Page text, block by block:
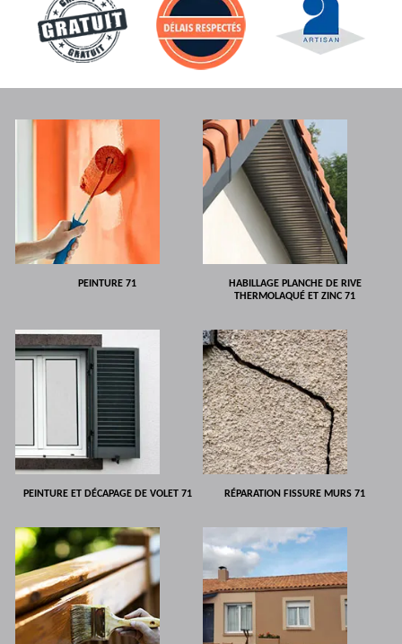
PEINTURE 71
HABILLAGE PLANCHE DE RIVE
THERMOLAQUÉ ET ZINC 71
PEINTURE ET DÉCAPAGE DE VOLET 71 RÉPARATION FISSURE MURS 71